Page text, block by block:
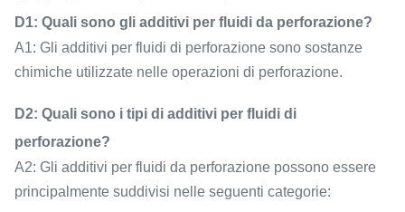
D1: Quali sono gli additivi per fluidi da perforazione?
A1: Gli additivi per fluidi di perforazione sono sostanze
chimiche utilizzate nelle operazioni di perforazione.
D2: Quali sono i tipi di additivi per fluidi di
perforazione?
A2: Gli additivi per fluidi da perforazione possono essere
principalmente suddivisi nelle seguenti categorie: